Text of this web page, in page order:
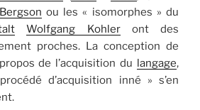
ou les « isomorphes » du
Wolfgang Kohleront des
proches. La conception de
de l’acquisition du langage,
d’acquisition inné » s’en